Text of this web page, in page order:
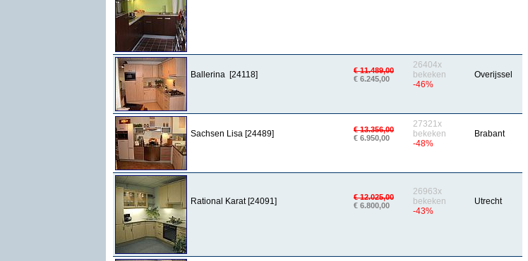
Ballerina [24118]
€ 11.489,00
€ 6.245,00
26404x
bekeken
-46%
Overijssel
Sachsen Lisa [24489]
€ 13.356,00
€ 6.950,00
27321x
bekeken
-48%
Brabant
Rational Karat [24091]
€ 12.025,00
€ 6.800,00
26963x
bekeken
-43%
Utrecht